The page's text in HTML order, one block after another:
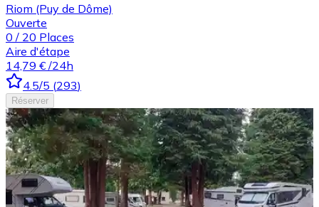
Riom (Puy de Dôme)
Ouverte
0 / 20 Places
Aire d'étape
14,79 € /24h
4.5/5 (293)
Réserver